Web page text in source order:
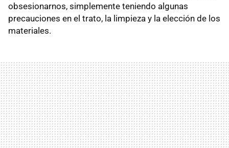
obsesionarnos, simplemente teniendo algunas
precauciones en el trato, la limpieza y la elección de los
materiales.